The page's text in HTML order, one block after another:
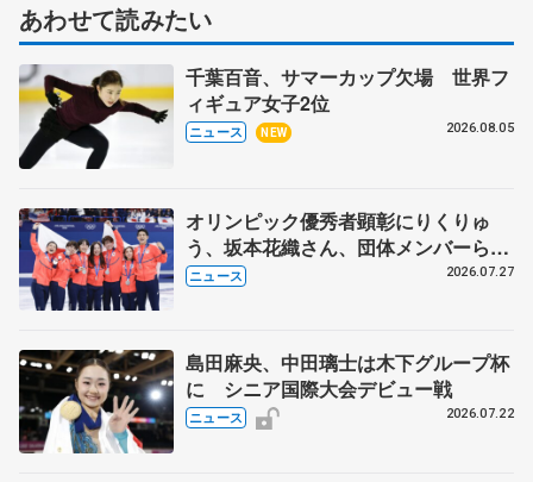
あわせて読みたい
千葉百音、サマーカップ欠場 世界フ
ィギュア女子2位
ニュース NEW 2026.08.05
オリンピック優秀者顕彰にりくりゅ
う、坂本花織さん、団体メンバーら
8月7日に文科省が表彰式、ブルーノ・
ニュース 2026.07.27
島田麻央、中田璃士は木下グループ杯
に シニア国際大会デビュー戦
ニュース 2026.07.22